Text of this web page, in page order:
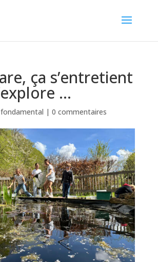
ça s’entretient
…
fondamental | 0 commentaires